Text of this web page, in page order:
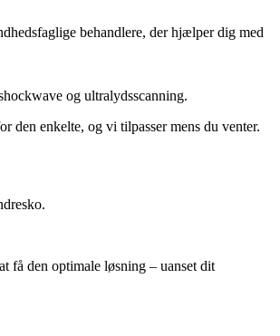
behandlere, der hjælper dig med
og ultralydsscanning.
enkelte, og vi tilpasser mens du venter.
få den optimale løsning – uanset dit